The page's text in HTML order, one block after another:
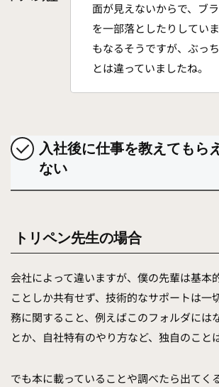
面が見えないからで、ブ
を一部落としたりしてい
もなるそうですが、ぶっ
とは違っていましたね。
入社後に仕事を教えてもら
ない
トリペン先生の場合
会社によって違いますが、僕の先輩は基本
ことしか共有せず、技術的なサポートは一
務に関すること、例えばこのフォルダには
とか、自社特有のやり方など、独自のこと
でも本に載っていることや調べたら出てく